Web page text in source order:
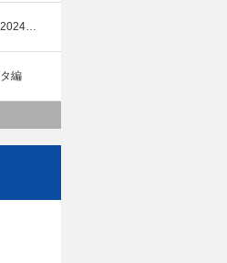
- 【ガラパゴス諸島旅行】2024年最新！日本からガラパゴス諸島への行き方を、入島まで徹底解説！
編